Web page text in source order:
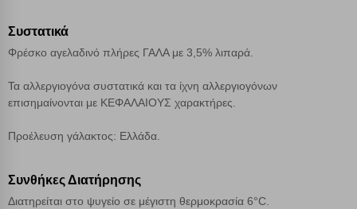
Συστατικά
Φρέσκο αγελαδινό πλήρες ΓΑΛΑ με 3,5% λιπαρά.
Τα αλλεργιογόνα συστατικά και τα ίχνη αλλεργιογόνων
επισημαίνονται με ΚΕΦΑΛΑΙΟΥΣ χαρακτήρες.
Προέλευση γάλακτος: Ελλάδα.
Συνθήκες Διατήρησης
Διατηρείται στο ψυγείο σε μέγιστη θερμοκρασία 6°C.